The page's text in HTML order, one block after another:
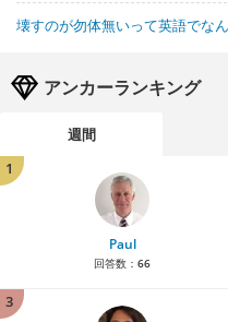
壊すのが勿体無いって英語でな
アンカーランキング
週間
1
Paul
回答数： 66
3